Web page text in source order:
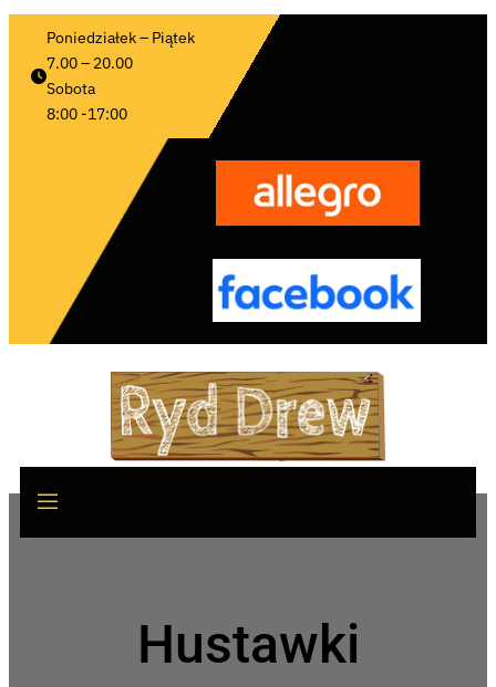
Poniedziałek – Piątek
7.00 – 20.00
Sobota
8:00 -17:00
Hustawki